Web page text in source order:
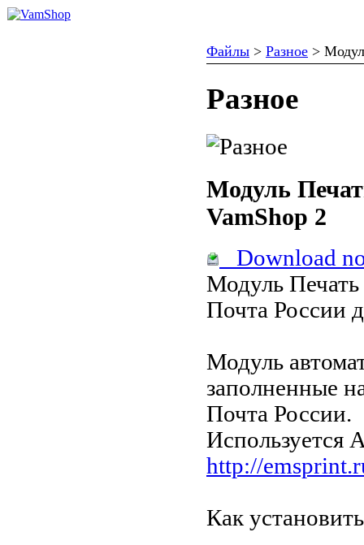
Файлы > Разное >
Разное
Модуль
VamShop 2
Download
Модуль
Почта России
Модуль
заполненные
Почта России.
Используется
http://
Как